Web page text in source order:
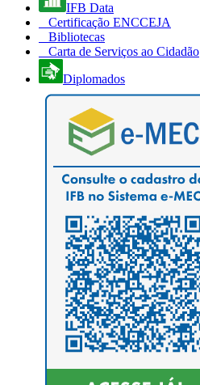
IFB Data
Certificação ENCCEJA
Bibliotecas
Carta de Serviços ao Cidadão
Diplomados